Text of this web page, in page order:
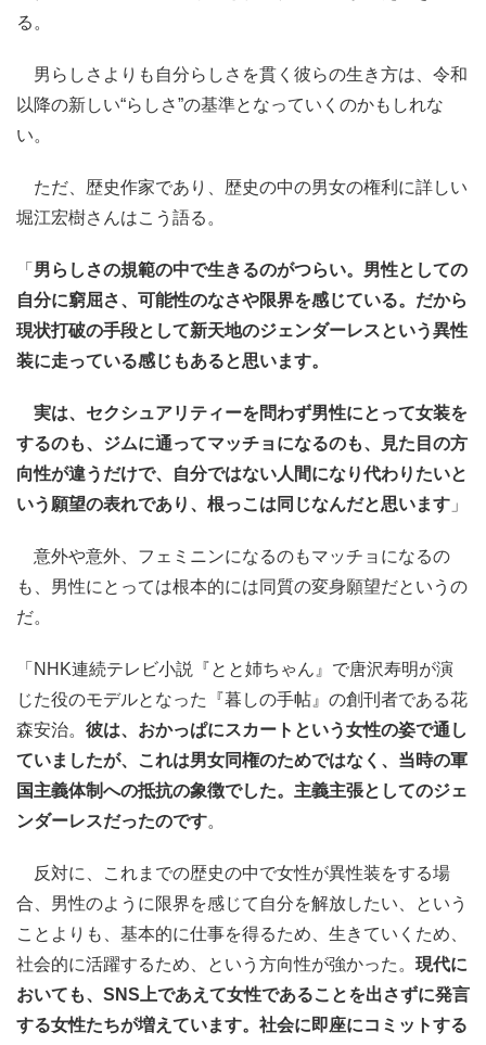
る。
男らしさよりも自分らしさを貫く彼らの生き方は、令和
以降の新しい“らしさ”の基準となっていくのかもしれな
い。
ただ、歴史作家であり、歴史の中の男女の権利に詳しい
堀江宏樹さんはこう語る。
「 男らしさの規範の中で生きるのがつらい。男性としての
自分に窮屈さ、可能性のなさや限界を感じている。だから
現状打破の手段として新天地のジェンダーレスという異性
装に走っている感じもあると思います。
実は、セクシュアリティーを問わず男性にとって女装を
するのも、ジムに通ってマッチョになるのも、見た目の方
向性が違うだけで、自分ではない人間になり代わりたいと
いう願望の表れであり、根っこは同じなんだと思います 」
意外や意外、フェミニンになるのもマッチョになるの
も、男性にとっては根本的には同質の変身願望だというの
だ。
「NHK連続テレビ小説『とと姉ちゃん』で唐沢寿明が演
じた役のモデルとなった『暮しの手帖』の創刊者である花
森安治。 彼は、おかっぱにスカートという女性の姿で通し
ていましたが、これは男女同権のためではなく、当時の軍
国主義体制への抵抗の象徴でした。主義主張としてのジェ
ンダーレスだったのです。
反対に、これまでの歴史の中で女性が異性装をする場
合、男性のように限界を感じて自分を解放したい、という
ことよりも、基本的に仕事を得るため、生きていくため、
社会的に活躍するため、という方向性が強かった。 現代に
おいても、SNS上であえて女性であることを出さずに発言
する女性たちが増えています。社会に即座にコミットする